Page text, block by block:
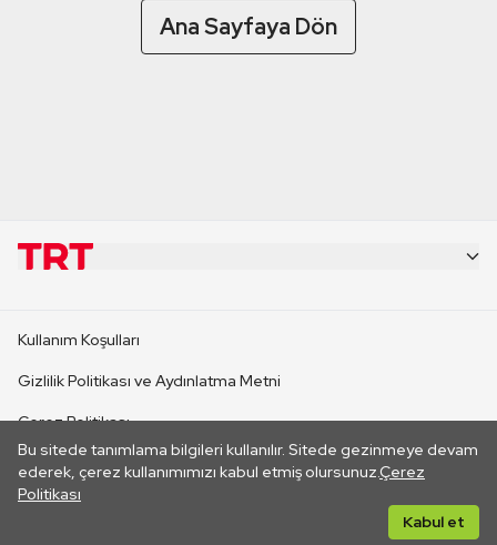
Ana Sayfaya Dön
Bu sitede tanımlama bilgileri kullanılır. Sitede gezinmeye devam
ederek, çerez kullanımımızı kabul etmiş olursunuz.Çerez
Politikası
Kabul et
CANLI YAYINLAR
Kullanım Koşulları
Gizlilik Politikası ve Aydınlatma Metni
Çerez Politikası
İletişim
Her hakkı saklıdır. ©2026 TRT. Bağlantı yoluyla gidilen dış